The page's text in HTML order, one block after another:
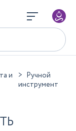
и
Ручной
инструмент